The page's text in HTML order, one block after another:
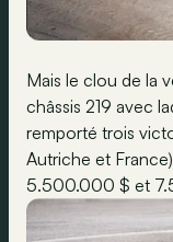
Mais le clou de la
châssis 219 avec
remporté trois
Autriche et
5.500.000 $ et